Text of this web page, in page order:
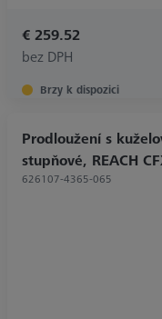
€ 259.52
bez DPH
Brzy k dispozici
Prodloužení s
stupňové, REACH
626107-4365-065